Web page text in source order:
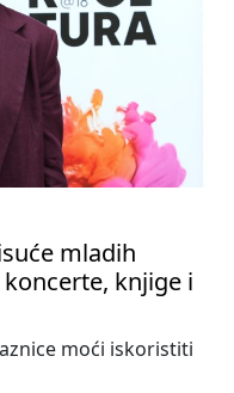
mladih
knjige i
moći iskoristiti